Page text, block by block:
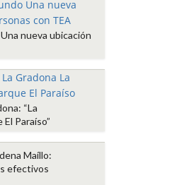
nueva ubicación
“La
Paraíso”
Maíllo:
efectivos